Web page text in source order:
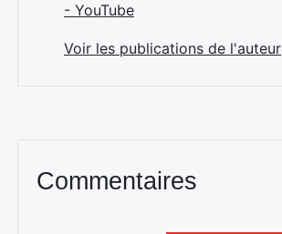
- YouTube
Voir les publications de l'auteur
Commentaires